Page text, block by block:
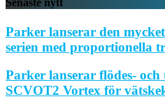
Senaste nytt
Parker lanserar den
serien med proportionella
Parker lanserar flödes- och
SCVOT2 Vortex för